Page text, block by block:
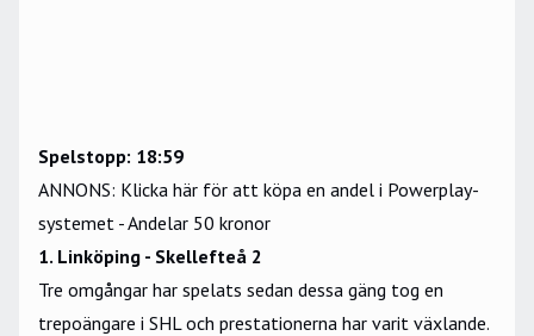
Spelstopp: 18:59
ANNONS: Klicka här för att köpa en andel i Powerplay-
systemet - Andelar 50 kronor
1. Linköping - Skellefteå 2
Tre omgångar har spelats sedan dessa gäng tog en
trepoängare i SHL och prestationerna har varit växlande.